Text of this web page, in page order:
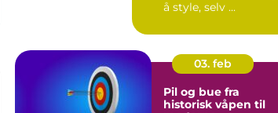
å style, selv ...
03. feb
Pil og bue fra
historisk våpen til